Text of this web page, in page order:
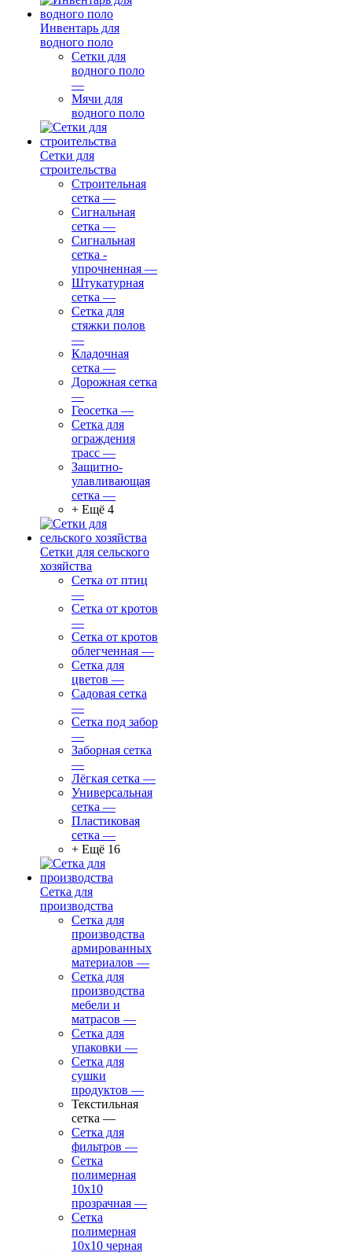
Инвентарь для
водного поло
Сетки для
водного поло
—
Мячи для
водного поло
Сетки для
строительства
Строительная
сетка —
Сигнальная
сетка —
Сигнальная
сетка -
упрочненная —
Штукатурная
сетка —
Сетка для
стяжки полов
—
Кладочная
сетка —
Дорожная сетка
—
Геосетка —
Сетка для
ограждения
трасс —
Защитно-
улавливающая
сетка —
+ Ещё 4
Сетки для сельского
хозяйства
Сетка от птиц
—
Сетка от кротов
—
Сетка от кротов
облегченная —
Сетка для
цветов —
Садовая сетка
—
Сетка под забор
—
Заборная сетка
—
Лёгкая сетка —
Универсальная
сетка —
Пластиковая
сетка —
+ Ещё 16
Сетка для
производства
Сетка для
производства
армированных
материалов —
Сетка для
производства
мебели и
матрасов —
Сетка для
упаковки —
Сетка для
сушки
продуктов —
Текстильная
сетка —
Сетка для
фильтров —
Сетка
полимерная
10х10
прозрачная —
Сетка
полимерная
10х10 черная